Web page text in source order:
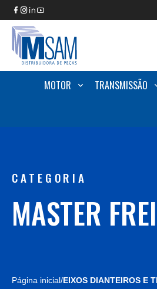
MOTOR TRANSMISSÃO
CATEGORIA
MASTER
Página inicial/EIXOS DIANTEIROS E